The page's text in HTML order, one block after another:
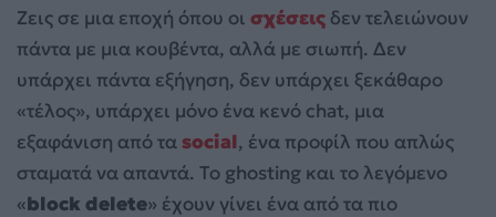
Ζεις σε μια εποχή όπου οι σχέσεις δεν τελειώνουν
πάντα με μια κουβέντα, αλλά με σιωπή. Δεν
υπάρχει πάντα εξήγηση, δεν υπάρχει ξεκάθαρο
«τέλος», υπάρχει μόνο ένα κενό chat, μια
εξαφάνιση από τα social, ένα προφίλ που απλώς
σταματά να απαντά. Το ghosting και το λεγόμενο
«block delete» έχουν γίνει ένα από τα πιο